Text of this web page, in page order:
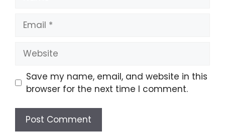
Email
Website
Save my name, email, and website in this
browser for the next time I comment.